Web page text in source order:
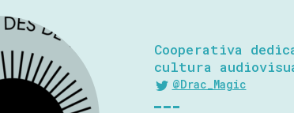
Cooperativa
cultura
@Drac_Magic